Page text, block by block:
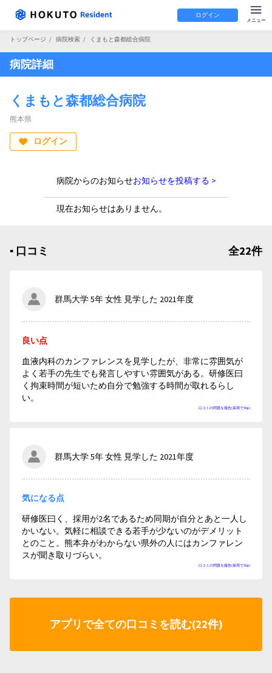
ログイン
トップページ / 病院検索 / くまもと森都総合病院
病院詳細
くまもと森都総合病院
熊本県
ログイン
病院からのお知らせお知らせを投稿する >
現在お知らせはありません。
▪︎ 口コミ 全22件
群馬大学 5年 女性 見学した 2021年度
口コミの問題を報告(採用で50p)
良い点
血液内科のカンファレンスを見学したが、非常に雰囲気が
よく若手の先生でも発言しやすい雰囲気がある。研修医曰
く拘束時間が短いため自分で勉強する時間が取れるらし
い。
群馬大学 5年 女性 見学した 2021年度
口コミの問題を報告(採用で50p)
気になる点
研修医曰く、採用が2名であるため同期が自分とあと一人し
かいない。気軽に相談できる若手が少ないのがデメリット
とのこと。熊本弁がわからない県外の人にはカンファレン
スが聞き取りづらい。
アプリで全ての口コミを読む(22件)